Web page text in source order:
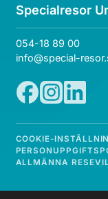
Specialresor
054-18 89 00
info@special-
COOKIE-
ALLMÄNNA